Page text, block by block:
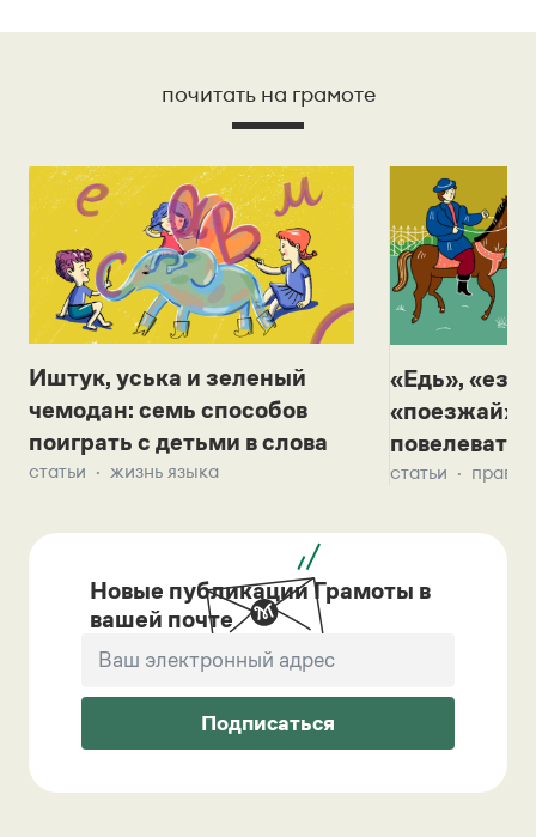
почитать на грамоте
Иштук, уська и зеленый
чемодан: семь способов
поиграть с детьми в слова
статьи жизнь языка
«Едь»,
«поезжай»?
повелевать
статьи
Новые публикации Грамоты в
вашей почте
Подписаться